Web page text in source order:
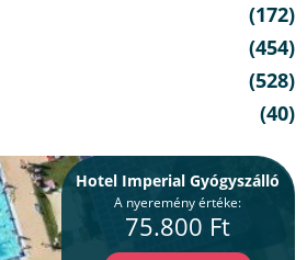
(172)
(454)
(528)
(40)
Hotel Imperial Gyógyszálló
A nyeremény értéke:
75.800 Ft